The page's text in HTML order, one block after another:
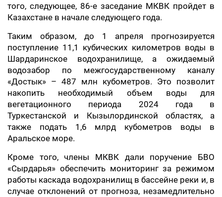
того, следующее, 86-е заседание МКВК пройдет в
Казахстане в начале следующего года.
Таким образом, до 1 апреля прогнозируется
поступление 11,1 кубических километров воды в
Шардаринское водохранилище, а ожидаемый
водозабор по межгосударственному каналу
«Достык» – 487 млн кубометров. Это позволит
накопить необходимый объем воды для
вегетационного периода 2024 года в
Туркестанской и Кызылординской областях, а
также подать 1,6 млрд кубометров воды в
Аральское море.
Кроме того, члены МКВК дали поручение БВО
«Сырдарья» обеспечить мониторинг за режимом
работы каскада водохранилищ в бассейне реки и, в
случае отклонений от прогноза, незамедлительно